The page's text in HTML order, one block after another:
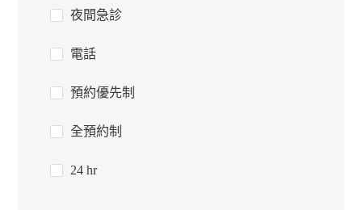
夜間急診
電話
預約優先制
全預約制
24 hr